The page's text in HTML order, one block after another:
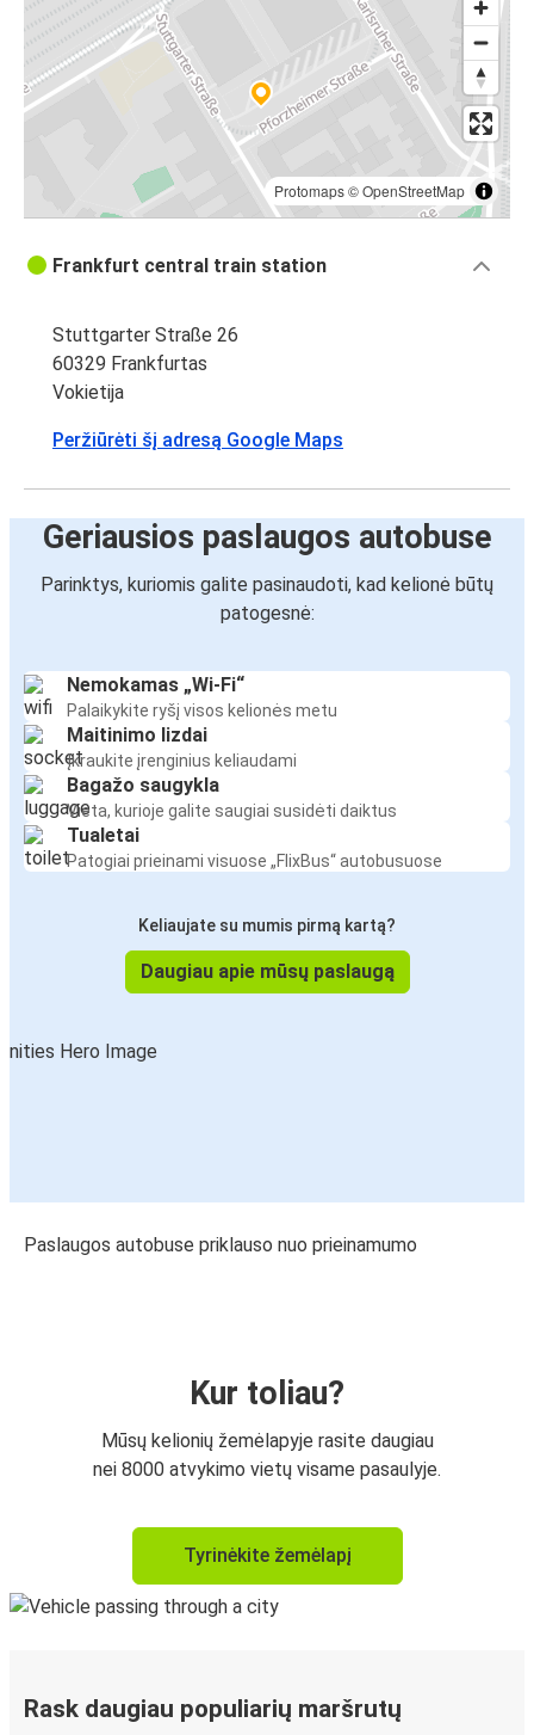
Protomaps©OpenStreetMap
Frankfurt central train station
Stuttgarter Straße 26
60329 Frankfurtas
Vokietija
Peržiūrėti šį adresą Google Maps
Geriausios paslaugos autobuse
Parinktys, kuriomis galite pasinaudoti, kad kelionė būtų
patogesnė:
Nemokamas „Wi-Fi“
Palaikykite ryšį visos kelionės metu
Maitinimo lizdai
Įkraukite įrenginius keliaudami
Bagažo saugykla
Vieta, kurioje galite saugiai susidėti daiktus
Tualetai
Patogiai prieinami visuose „FlixBus“ autobusuose
Keliaujate su mumis pirmą kartą?
Daugiau apie mūsų paslaugą
Paslaugos autobuse priklauso nuo prieinamumo
Kur toliau?
Mūsų kelionių žemėlapyje rasite daugiau
nei 8000 atvykimo vietų visame pasaulyje.
Tyrinėkite žemėlapį
Rask daugiau populiarių maršrutų